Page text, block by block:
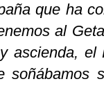
que ha
al
ascienda,
soñábamos